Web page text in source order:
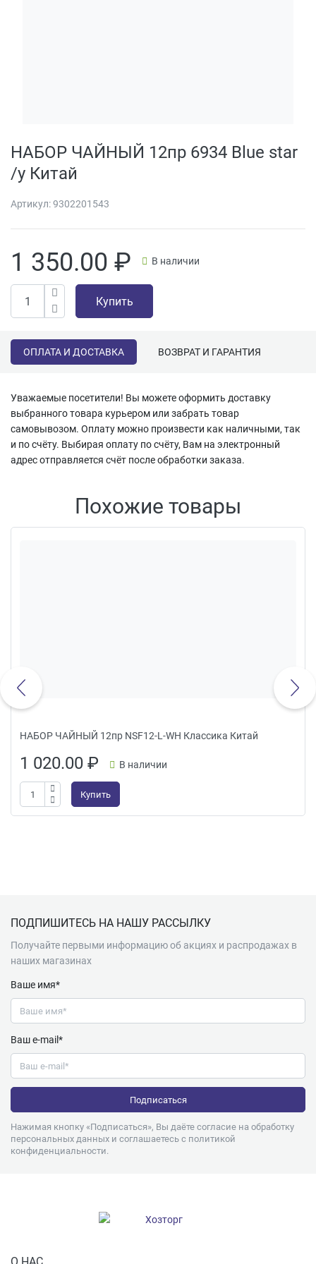
НАБОР ЧАЙНЫЙ 12пр 6934 Blue star
/у Китай
Артикул:9302201543
1 350.00 ₽ В наличии
Купить
ОПЛАТА И ДОСТАВКА ВОЗВРАТ И ГАРАНТИЯ
Уважаемые посетители! Вы можете оформить доставку
выбранного товара курьером или забрать товар
самовывозом. Оплату можно произвести как наличными, так
и по счёту. Выбирая оплату по счёту, Вам на электронный
адрес отправляется счёт после обработки заказа.
Похожие товары
НАБОР ЧАЙНЫЙ 12пр NSF12-L-WH Классика Китай
1 020.00₽ В наличии
Купить
ПОДПИШИТЕСЬ НА НАШУ РАССЫЛКУ
Получайте первыми информацию об акциях и распродажах в
наших магазинах
Ваше имя*
Ваш e-mail*
Нажимая кнопку «Подписаться», Вы даёте согласие на обработку
персональных данных и соглашаетесь с политикой
конфиденциальности.
О НАС